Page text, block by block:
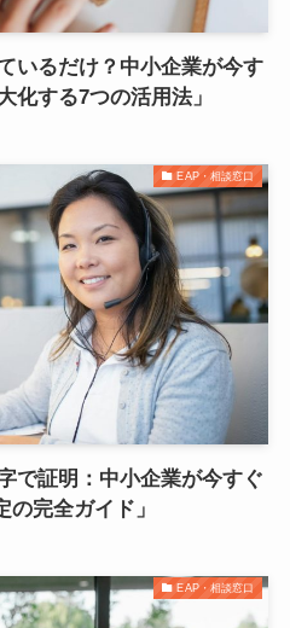
いるだけ？中小企業が今す
化する7つの活用法」
EAP・相談窓口
で証明：中小企業が今すぐ
完全ガイド」
EAP・相談窓口